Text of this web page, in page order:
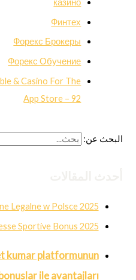
казино
Финтех
Форекс Брокеры
Форекс Обучение
& Casino For The
App Store – 92
البحث عن:
Legalne w Polsce 2025?
Sportive Bonus 2025
kumar platformunun
ile avantajları.